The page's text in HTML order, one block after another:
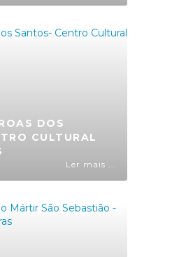
DOS
CULTURAL
Ler mais ...